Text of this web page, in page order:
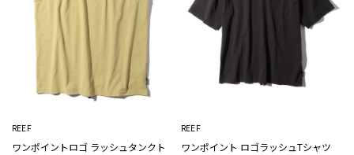
REEF
ワンポイントロゴ ラッシュタンクト
REEF
ワンポイント ロゴラッシュTシャツ